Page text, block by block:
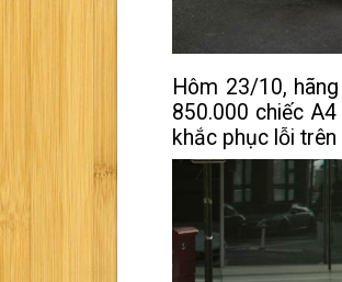
Hôm 23/10,
850.000 chiếc
khắc phục lỗi